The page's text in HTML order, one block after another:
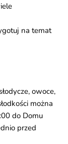
na temat
owoce,
można
do Domu
przed